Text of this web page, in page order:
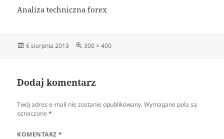
Analiza techniczna forex
Data
6 sierpnia 2013
Pełny
300 × 400
Dodaj komentarz
Twój adres e-mail nie zostanie opublikowany. Wymagane pola są
oznaczone*
KOMENTARZ*